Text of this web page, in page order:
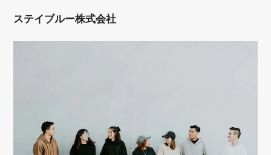
ステイブルー株式会社